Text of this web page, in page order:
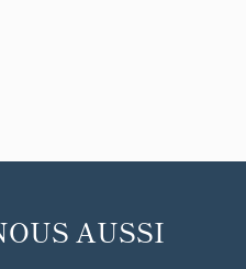
AUSSI